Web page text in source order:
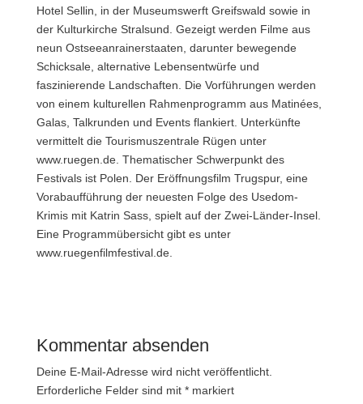
Hotel Sellin, in der Museumswerft Greifswald sowie in
der Kulturkirche Stralsund. Gezeigt werden Filme aus
neun Ostseeanrainerstaaten, darunter bewegende
Schicksale, alternative Lebensentwürfe und
faszinierende Landschaften. Die Vorführungen werden
von einem kulturellen Rahmenprogramm aus Matinées,
Galas, Talkrunden und Events flankiert. Unterkünfte
vermittelt die Tourismuszentrale Rügen unter
www.ruegen.de. Thematischer Schwerpunkt des
Festivals ist Polen. Der Eröffnungsfilm Trugspur, eine
Vorabaufführung der neuesten Folge des Usedom-
Krimis mit Katrin Sass, spielt auf der Zwei-Länder-Insel.
Eine Programmübersicht gibt es unter
www.ruegenfilmfestival.de.
Kommentar absenden
Deine E-Mail-Adresse wird nicht veröffentlicht.
Erforderliche Felder sind mit *markiert